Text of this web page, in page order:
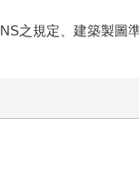
之規定、建築製圖